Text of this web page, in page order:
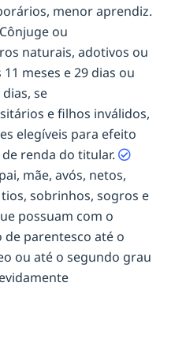
menor aprendiz.
ou
naturais, adotivos ou
meses e 29 dias ou
se
e filhos inválidos,
elegíveis para efeito
renda do titular.
mãe, avós, netos,
sobrinhos, sogros e
possuam com o
parentesco até o
ou até o segundo grau